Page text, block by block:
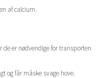
af calcium.
de er nødvendige for transporten
og får måske svage hove.